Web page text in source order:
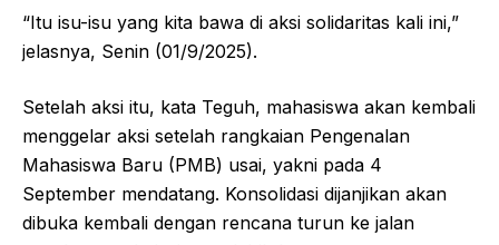
“Itu isu-isu yang kita bawa di aksi solidaritas kali ini,”
jelasnya, Senin (01/9/2025).
Setelah aksi itu, kata Teguh, mahasiswa akan kembali
menggelar aksi setelah rangkaian Pengenalan
Mahasiswa Baru (PMB) usai, yakni pada 4
September mendatang. Konsolidasi dijanjikan akan
dibuka kembali dengan rencana turun ke jalan